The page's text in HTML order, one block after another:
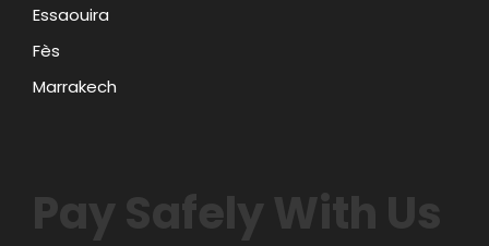
Essaouira
Fès
Marrakech
Pay Safely With Us